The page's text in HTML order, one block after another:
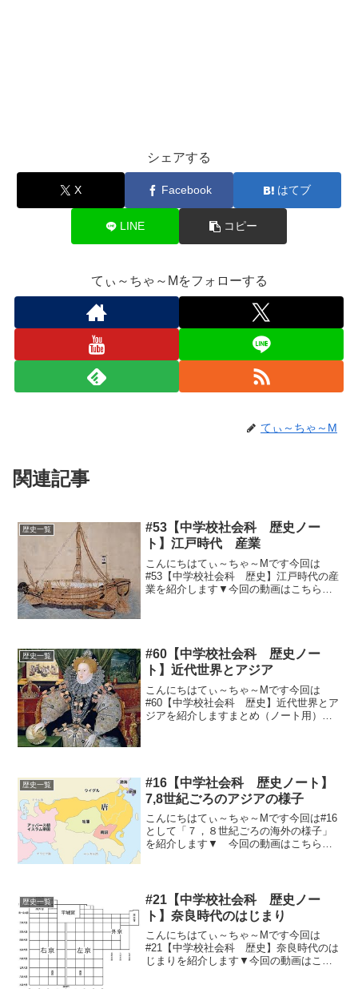
シェアする
X Facebook はてブ
LINE コピー
てぃ～ちゃ～Mをフォローする
てぃ～ちゃ～M
関連記事
歴史一覧
#53【中学校社会科 歴史ノー
ト】江戸時代 産業
こんにちはてぃ～ちゃ～Mです今回は
#53【中学校社会科 歴史】江戸時代の産
業を紹介します▼今回の動画はこちら▼
歴史一覧
#60【中学校社会科 歴史ノー
ト】近代世界とアジア
こんにちはてぃ～ちゃ～Mです今回は
#60【中学校社会科 歴史】近代世界とア
ジアを紹介しますまとめ（ノート用）コ
歴史一覧
#16【中学社会科 歴史ノート】
7,8世紀ごろのアジアの様子
こんにちはてぃ～ちゃ～Mです今回は#16
として「７，８世紀ごろの海外の様子」
を紹介します▼ 今回の動画はこちら
首都：長安↔シルクロー...
歴史一覧
#21【中学校社会科 歴史ノー
ト】奈良時代のはじまり
こんにちはてぃ～ちゃ～Mです今回は
#21【中学校社会科 歴史】奈良時代のは
じまりを紹介します▼今回の動画はこち